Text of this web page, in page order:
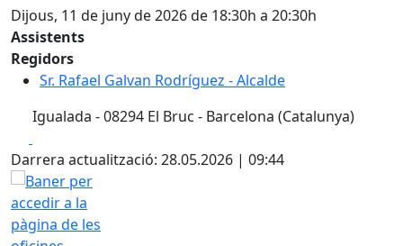
Dijous, 11 de juny de 2026 de 18:30h a 20:30h
Assistents
Regidors
Sr. Rafael Galvan Rodríguez - Alcalde
Igualada - 08294 El Bruc - Barcelona (Catalunya)
Darrera actualització: 28.05.2026 | 09:44